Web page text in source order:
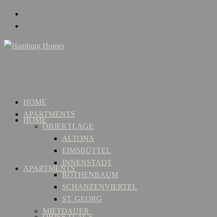
HOME
APARTMENTS
HOME
APARTMENTS
OBJEKTLAGE
ALTONA
EIMSBÜTTEL
INNENSTADT
ROTHENBAUM
SCHANZENVIERTEL
ST. GEORG
MIETDAUER